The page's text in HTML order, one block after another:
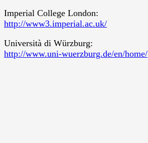
Imperial College London:
http://www3.imperial.ac.uk/
Università di Würzburg:
http://www.uni-wuerzburg.de/en/home/